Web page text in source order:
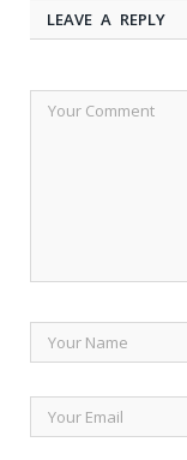
LEAVE A REPLY